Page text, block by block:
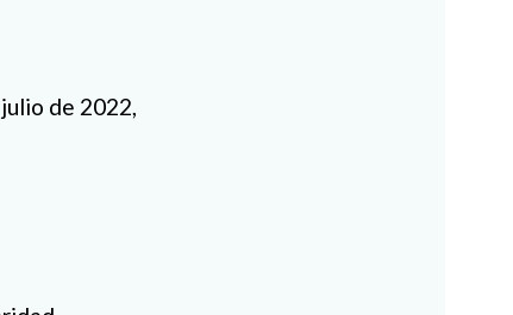
de 2022,